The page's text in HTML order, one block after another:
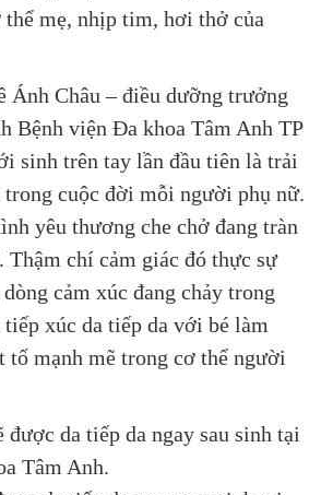
thể mẹ, nhịp tim, hơi thở của
Ánh Châu – điều dưỡng trưởng
Bệnh viện Đa khoa Tâm Anh TP
sinh trên tay lần đầu tiên là trải
cuộc đời mỗi người phụ nữ.
yêu thương che chở đang tràn
Thậm chí cảm giác đó thực sự
cảm xúc đang chảy trong
xúc da tiếp da với bé làm
mạnh mẽ trong cơ thể người